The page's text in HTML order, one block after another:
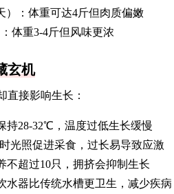
）：体重可达4斤但肉质偏嫩
体重3-4斤但风味更浓
玄机
直接影响生长：
持28-32℃，温度过低生长缓慢
时光照促进采食，过长易导致应激
不超过10只，拥挤会抑制生长
水器比传统水槽更卫生，减少疾病